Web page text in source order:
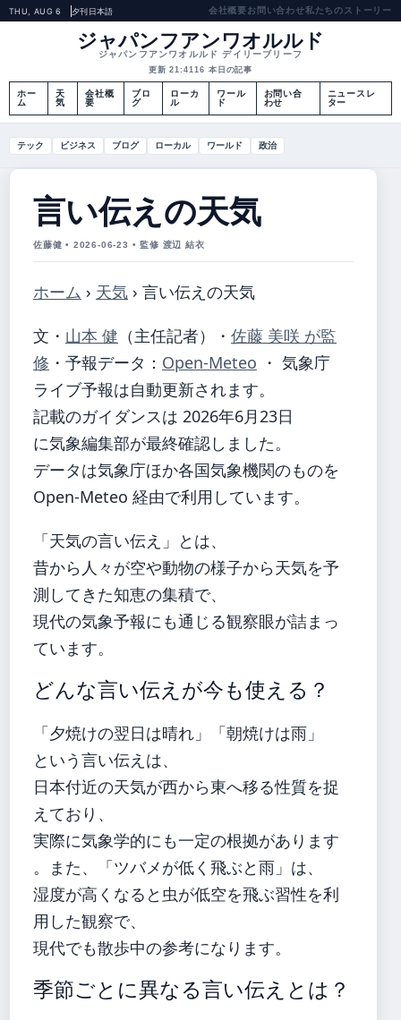
THU, AUG 6 夕刊日本語 会社概要お問い合わせ私たちのストーリー
ジャパンフアンワオルルド
ジャパンフアンワオルルド デイリーブリーフ
更新 21:4116 本日の記事
ホー
ム
天
気
会社概
要
ブロ
グ
ローカ
ル
ワール
ド
お問い合
わせ
ニュースレ
ター
テック ビジネス ブログ ローカル ワールド 政治
言い伝えの天気
佐藤健 • 2026-06-23 • 監修 渡辺 結衣
ホーム › 天気 › 言い伝えの天気
文・ 山本 健 （主任記者） ・ 佐藤 美咲 が監
修 ・ 予報データ： Open-Meteo ・ 気象庁
ライブ予報は自動更新されます。
記載のガイダンスは 2026年6月23日
に気象編集部が最終確認しました。
データは気象庁ほか各国気象機関のものを
Open-Meteo 経由で利用しています。
「天気の言い伝え」とは、
昔から人々が空や動物の様子から天気を予
測してきた知恵の集積で、
現代の気象予報にも通じる観察眼が詰まっ
ています。
どんな言い伝えが今も使える？
「夕焼けの翌日は晴れ」「朝焼けは雨」
という言い伝えは、
日本付近の天気が西から東へ移る性質を捉
えており、
実際に気象学的にも一定の根拠があります
。また、「ツバメが低く飛ぶと雨」は、
湿度が高くなると虫が低空を飛ぶ習性を利
用した観察で、
現代でも散歩中の参考になります。
季節ごとに異なる言い伝えとは？